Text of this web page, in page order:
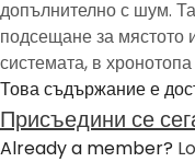
допълнително с шум.
подсещане за мястото
системата, в
Това съдържание е
Присъедини се
Already a member?